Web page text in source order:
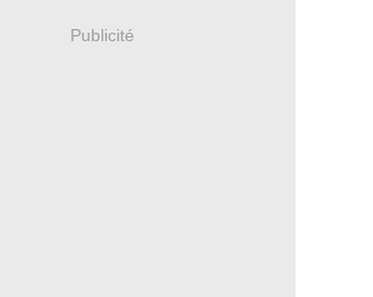
Publicité